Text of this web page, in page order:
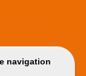
navigation